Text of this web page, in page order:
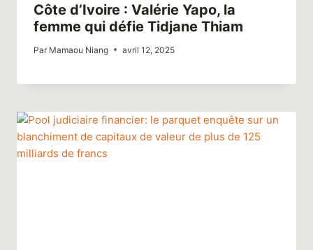
Côte d’Ivoire : Valérie Yapo, la
femme qui défie Tidjane Thiam
Par Mamaou Niang avril 12, 2025